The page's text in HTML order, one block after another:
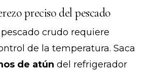
preciso del pescado
crudo requiere
de la temperatura. Saca
de atún del refrigerador